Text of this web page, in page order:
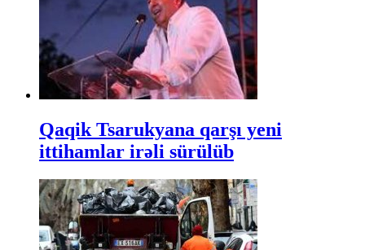
Qaqik Tsarukyana qarşı yeni
ittihamlar irəli sürülüb